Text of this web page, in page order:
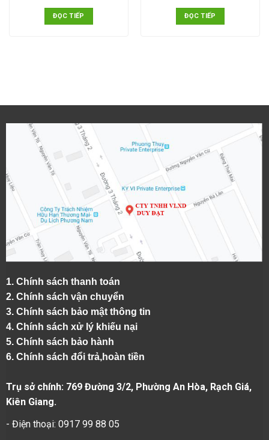
ĐỌC TIẾP ĐỌC TIẾP
1. Chính sách thanh toán
2. Chính sách vận chuyển
3. Chính sách bảo mật thông tin
4. Chính sách xử lý khiếu nại
5. Chính sách bảo hành
6. Chính sách đổi trả,hoàn tiền
Trụ sở chính: 769 Đường 3/2, Phường An Hòa, Rạch Giá,
Kiên Giang.
- Điện thoại: 0917 99 88 05